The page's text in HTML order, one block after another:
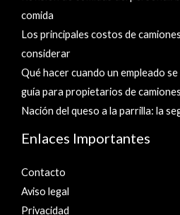
comida
Los principales costos de
considerar
Qué hacer cuando un empleado
guía para propietarios de
Nación del queso a la parrilla: la
Enlaces Importantes
Contacto
Aviso legal
Privacidad